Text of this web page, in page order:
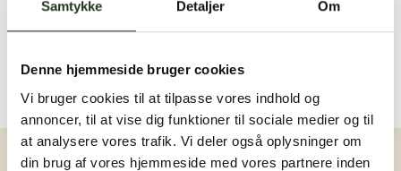
Samtykke Detaljer Om
Denne hjemmeside bruger cookies
Vi bruger cookies til at tilpasse vores indhold og
annoncer, til at vise dig funktioner til sociale medier og til
at analysere vores trafik. Vi deler også oplysninger om
din brug af vores hjemmeside med vores partnere inden
Der er endnu ingen billeder eller videoer. Bliv den
Log ind